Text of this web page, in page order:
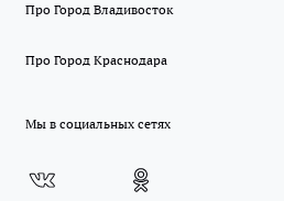
Про Город Владивосток
Про Город Краснодара
Мы в социальных сетях